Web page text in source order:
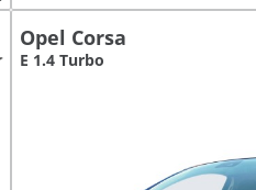
Opel Corsa
E 1.4 Turbo